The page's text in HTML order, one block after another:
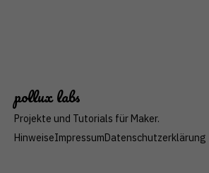
polluxlabs
Projekte und Tutorials für Maker.
HinweiseImpressumDatenschutzerklärung